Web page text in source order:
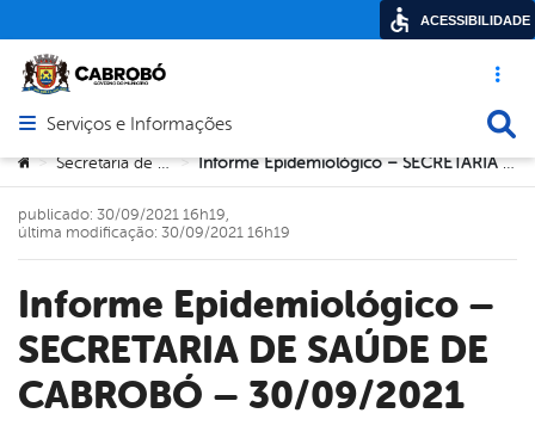
Acesso
Abrir menu principal de navegação
Serviços e Informações
Você está aqui:
> Secretaria de Saúde > Informe Epidemiológico – SECRETARIA DE SAÚDE DE CABROBÓ – 30/09/2021
Informe Epidemiológico –
SECRETARIA DE SAÚDE DE
CABROBÓ – 30/09/2021
publicado: 30/09/2021 16h19,
última modificação: 30/09/2021 16h19
ACESSIBILIDADE